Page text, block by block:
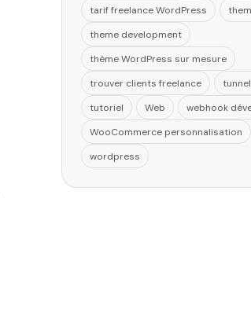
tarif freelance WordPress
theme development
thème WordPress sur mesure
trouver clients freelance
tutoriel
Web
webhook
WooCommerce personnalisation
wordpress